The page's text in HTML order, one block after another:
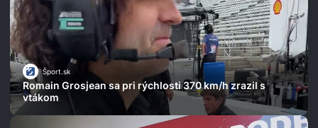
Šport.sk
Romain Grosjean sa pri rýchlosti 370 km/h zrazil s
vtákom